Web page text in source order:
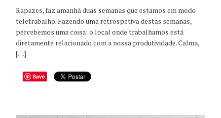
Rapazes, faz amanhã duas semanas que estamos em modo
teletrabalho. Fazendo uma retrospetiva destas semanas,
percebemos uma coisa: o local onde trabalhamos está
diretamente relacionado com a nossa produtividade. Calma,
[…]
Save